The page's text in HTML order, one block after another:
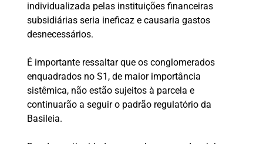
individualizada pelas instituições financeiras
subsidiárias seria ineficaz e causaria gastos
desnecessários.
É importante ressaltar que os conglomerados
enquadrados no S1, de maior importância
sistêmica, não estão sujeitos à parcela e
continuarão a seguir o padrão regulatório da
Basileia.